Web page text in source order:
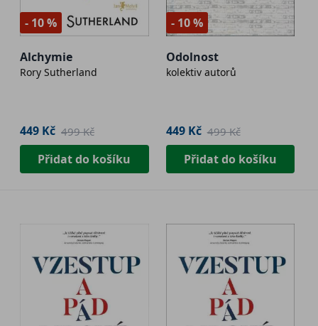
- 10 %
Alchymie
Rory Sutherland
449 Kč 499 Kč
Přidat do košíku
- 10 %
Odolnost
kolektiv autorů
449 Kč 499 Kč
Přidat do košíku